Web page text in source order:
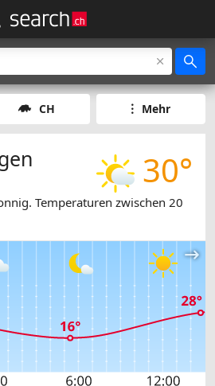
CH Mehr
30°
Temperaturen zwischen 20